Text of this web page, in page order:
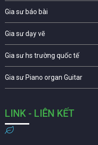
Gia sư báo bài
Gia sư dạy vẽ
Gia sư hs trường quốc tế
Gia sư Piano organ Guitar
LINK - LIÊN KẾT